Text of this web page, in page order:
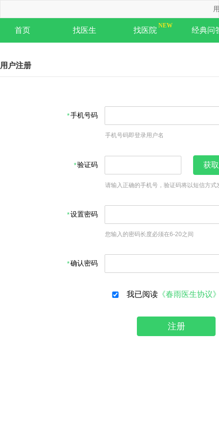
首页 找医生 找医院 经典问
用户注册
手机号码
手机号码即登录用户名
验证码 获
请输入正确的手机号，验证码将以短信方式
设置密码
您输入的密码长度必须在6-20之间
确认密码
我已阅读 《春雨医生协议
注册